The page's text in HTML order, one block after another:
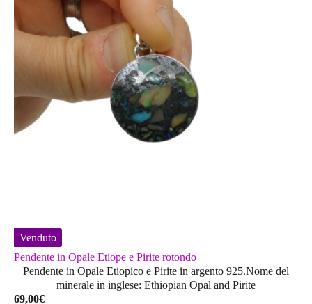
opzioni
possono
essere
nella
pagina
prodotto
Venduto
Pendente in Opale Etiope e Pirite rotondo
Pendente in Opale Etiopico e Pirite in argento 925.Nome del
minerale in inglese: Ethiopian Opal and Pirite
69,00€